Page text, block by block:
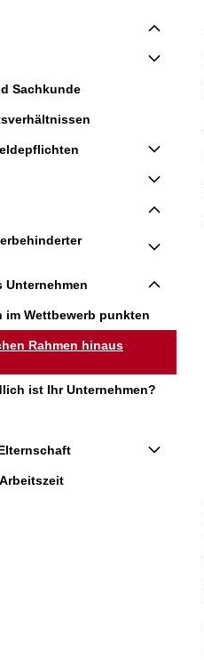
Sachkunde
Unternehmen
im Wettbewerb punkten
Rahmen hinaus
ist Ihr Unternehmen?